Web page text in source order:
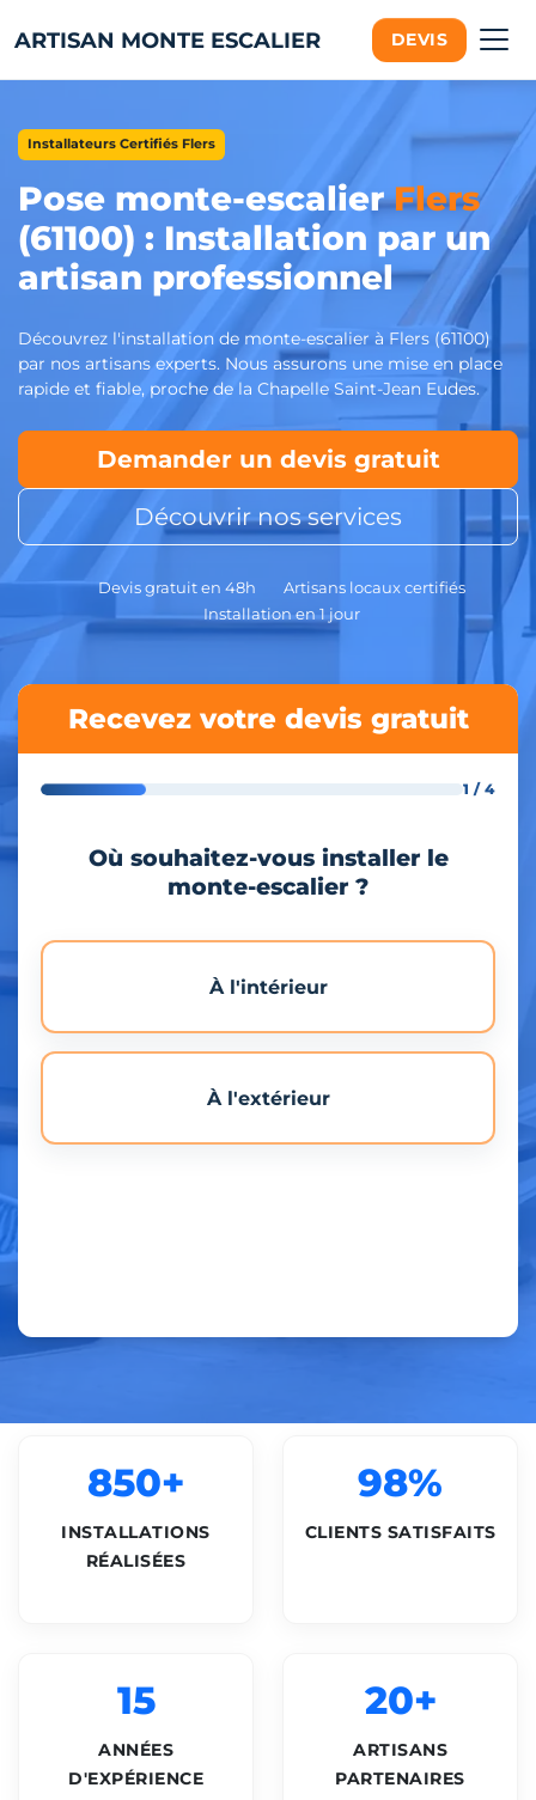
ARTISAN MONTE ESCALIER DEVIS
Installateurs Certifiés Flers
Pose monte-escalierFlers
(61100) : Installation par un
artisan professionnel
Découvrez l'installation de monte-escalier à Flers (61100)
par nos artisans experts. Nous assurons une mise en place
rapide et fiable, proche de la Chapelle Saint-Jean Eudes.
Demander un devis gratuit
Découvrir nos services
Devis gratuit en 48h
Artisans locaux certifiés
Installation en 1 jour
Recevez votre devis gratuit
1 / 4
Où souhaitez-vous installer le
monte-escalier ?
À l'intérieur
À l'extérieur
850+
INSTALLATIONS
RÉALISÉES
98%
CLIENTS SATISFAITS
15
ANNÉES
D'EXPÉRIENCE
20+
ARTISANS
PARTENAIRES